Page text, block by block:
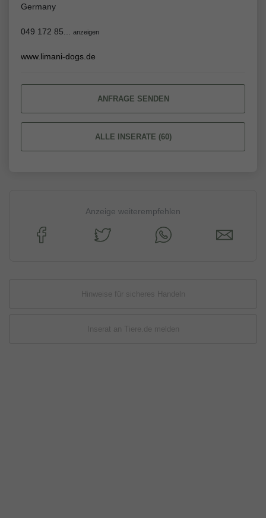
Germany
049 172 85... anzeigen
www.limani-dogs.de
ANFRAGE SENDEN
ALLE INSERATE (60)
Anzeige weiterempfehlen
Hinweise für sicheres Handeln
Inserat an Tiere.de melden